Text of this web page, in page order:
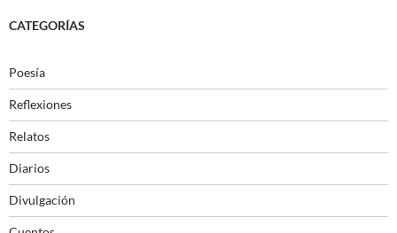
CATEGORÍAS
Poesía
Reflexiones
Relatos
Diarios
Divulgación